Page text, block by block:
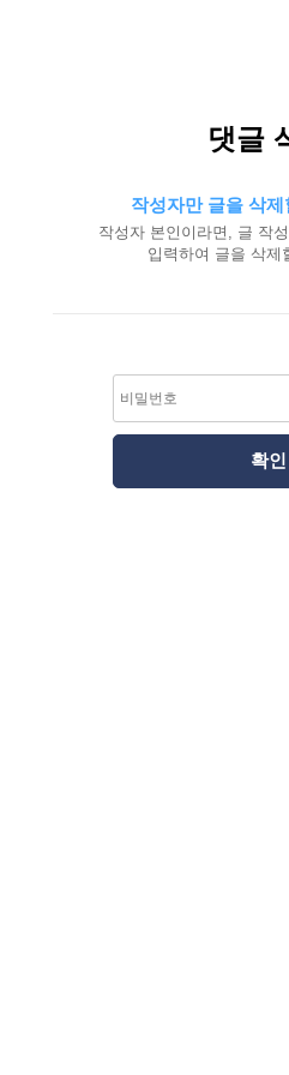
댓글
작성자만 글을 삭
작성자 본인이라면, 글 작
입력하여 글을 삭제